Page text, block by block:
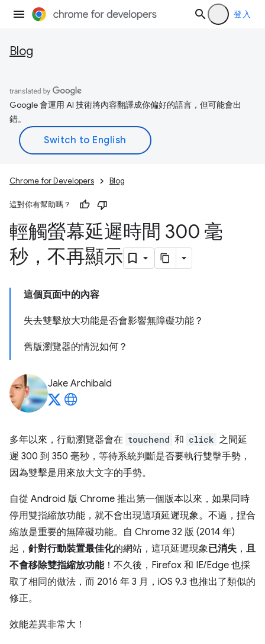
登入
Blog
Google 會運用 AI 技術將內容翻譯成你偏好的語言，但可能會出
錯。
Chrome for Developers Blog
這對你有幫助嗎？
輕觸螢幕延遲時間 300 毫
秒，不再顯示
這個頁面中的內容
失去雙擊放大功能是否會影響無障礙功能？
舊版瀏覽器的情況如何？
Jake Archibald
多年以來，行動瀏覽器會在 touchend 和 click 之間延
遲 300 到 350 毫秒，等待系統判斷是否要執行雙擊手勢，
因為雙擊是用來放大文字的手勢。
自從 Android 版 Chrome 推出第一個版本以來，如果同時
停用雙指縮放功能，就不會出現這項延遲現象。不過，捏合
縮放是重要的無障礙功能。自 Chrome 32 版 (2014 年)
起， 針對行動裝置最佳化的網站，這項延遲現象已消失 ， 且
不會移除雙指縮放功能！不久後，Firefox 和 IE/Edge 也採
取了相同的做法，而 2016 年 3 月，iOS 9.3 也推出了類似的
修正。
效能差異非常大！